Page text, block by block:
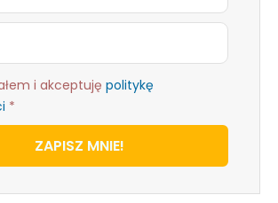
i akceptuję politykę
*
ZAPISZ MNIE!